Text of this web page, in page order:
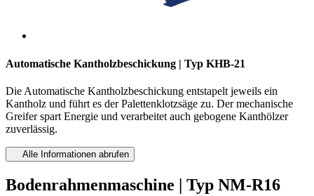
Automatische Kantholzbeschickung | Typ KHB-21
Die Automatische Kantholzbeschickung entstapelt jeweils ein
Kantholz und führt es der Palettenklotzsäge zu. Der mechanische
Greifer spart Energie und verarbeitet auch gebogene Kanthölzer
zuverlässig.
Alle Informationen abrufen
Bodenrahmenmaschine | Typ NM-R16